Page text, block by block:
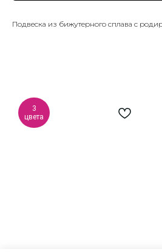
Подвеска из бижутерного сплава с
3
цвета